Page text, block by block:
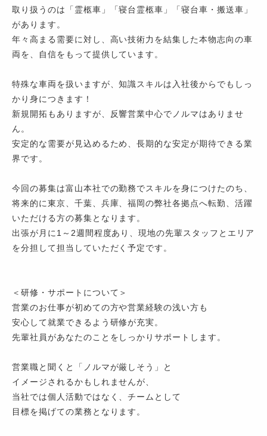
取り扱うのは「霊柩車」「寝台霊柩車」「寝台車・搬送車」
があります。
年々高まる需要に対し、高い技術力を結集した本物志向の車
両を、自信をもって提供しています。
特殊な車両を扱いますが、知識スキルは入社後からでもしっ
かり身につきます！
新規開拓もありますが、反響営業中心でノルマはありませ
ん。
安定的な需要が見込めるため、長期的な安定が期待できる業
界です。
今回の募集は富山本社での勤務でスキルを身につけたのち、
将来的に東京、千葉、兵庫、福岡の弊社各拠点へ転勤、活躍
いただける方の募集となります。
出張が月に1～2週間程度あり、現地の先輩スタッフとエリア
を分担して担当していただく予定です。
＜研修・サポートについて＞
営業のお仕事が初めての方や営業経験の浅い方も
安心して就業できるよう研修が充実。
先輩社員があなたのことをしっかりサポートします。
営業職と聞くと「ノルマが厳しそう」と
イメージされるかもしれませんが、
当社では個人活動ではなく、チームとして
目標を掲げての業務となります。